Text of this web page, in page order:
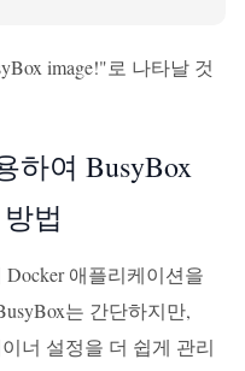
image!"로 나타날 것
하여 BusyBox
법
Docker 애플리케이션을
는 간단하지만,
너 설정을 더 쉽게 관리